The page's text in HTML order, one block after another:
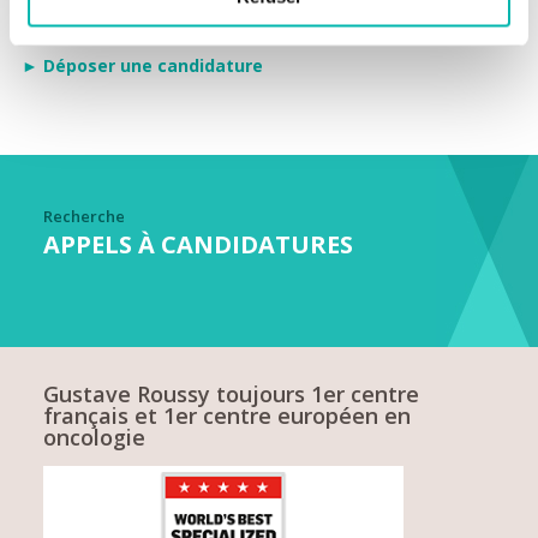
16 heures CEST
► Déposer une candidature
Recherche
APPELS À CANDIDATURES
Gustave Roussy toujours 1er centre
français et 1er centre européen en
oncologie